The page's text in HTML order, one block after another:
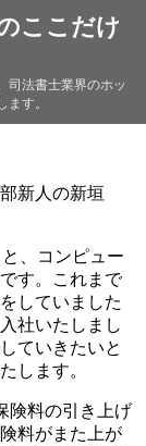
ここだけ
司法書士業界のホッ
す。
新人の新垣
、コンピュー
す。これまで
していました
社いたしまし
ていきたいと
します。
険料の引き上げ
料がまた上が